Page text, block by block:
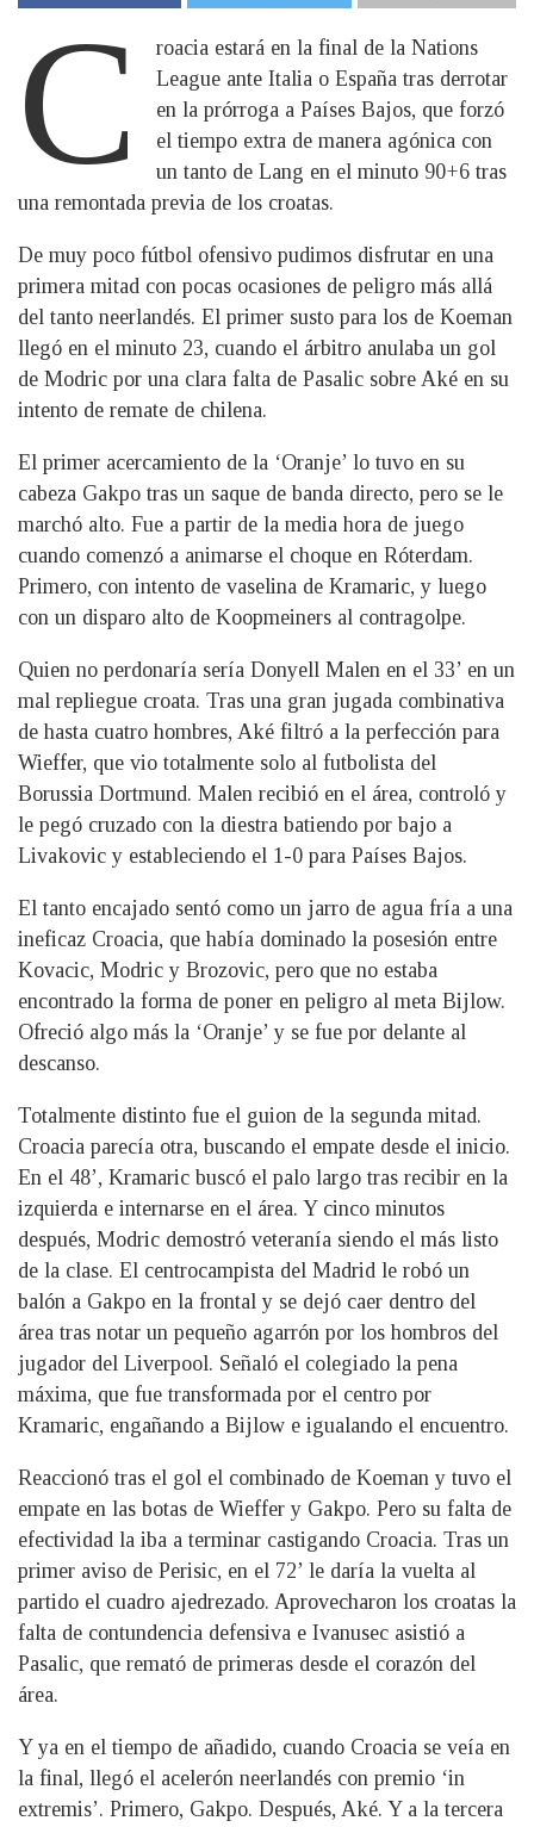
C
roacia estará en la final de la Nations
League ante Italia o España tras derrotar
en la prórroga a Países Bajos, que forzó
el tiempo extra de manera agónica con
un tanto de Lang en el minuto 90+6 tras
una remontada previa de los croatas.
De muy poco fútbol ofensivo pudimos disfrutar en una
primera mitad con pocas ocasiones de peligro más allá
del tanto neerlandés. El primer susto para los de Koeman
llegó en el minuto 23, cuando el árbitro anulaba un gol
de Modric por una clara falta de Pasalic sobre Aké en su
intento de remate de chilena.
El primer acercamiento de la ‘Oranje’ lo tuvo en su
cabeza Gakpo tras un saque de banda directo, pero se le
marchó alto. Fue a partir de la media hora de juego
cuando comenzó a animarse el choque en Róterdam.
Primero, con intento de vaselina de Kramaric, y luego
con un disparo alto de Koopmeiners al contragolpe.
Quien no perdonaría sería Donyell Malen en el 33’ en un
mal repliegue croata. Tras una gran jugada combinativa
de hasta cuatro hombres, Aké filtró a la perfección para
Wieffer, que vio totalmente solo al futbolista del
Borussia Dortmund. Malen recibió en el área, controló y
le pegó cruzado con la diestra batiendo por bajo a
Livakovic y estableciendo el 1-0 para Países Bajos.
El tanto encajado sentó como un jarro de agua fría a una
ineficaz Croacia, que había dominado la posesión entre
Kovacic, Modric y Brozovic, pero que no estaba
encontrado la forma de poner en peligro al meta Bijlow.
Ofreció algo más la ‘Oranje’ y se fue por delante al
descanso.
Totalmente distinto fue el guion de la segunda mitad.
Croacia parecía otra, buscando el empate desde el inicio.
En el 48’, Kramaric buscó el palo largo tras recibir en la
izquierda e internarse en el área. Y cinco minutos
después, Modric demostró veteranía siendo el más listo
de la clase. El centrocampista del Madrid le robó un
balón a Gakpo en la frontal y se dejó caer dentro del
área tras notar un pequeño agarrón por los hombros del
jugador del Liverpool. Señaló el colegiado la pena
máxima, que fue transformada por el centro por
Kramaric, engañando a Bijlow e igualando el encuentro.
Reaccionó tras el gol el combinado de Koeman y tuvo el
empate en las botas de Wieffer y Gakpo. Pero su falta de
efectividad la iba a terminar castigando Croacia. Tras un
primer aviso de Perisic, en el 72’ le daría la vuelta al
partido el cuadro ajedrezado. Aprovecharon los croatas la
falta de contundencia defensiva e Ivanusec asistió a
Pasalic, que remató de primeras desde el corazón del
área.
Y ya en el tiempo de añadido, cuando Croacia se veía en
la final, llegó el acelerón neerlandés con premio ‘in
extremis’. Primero, Gakpo. Después, Aké. Y a la tercera